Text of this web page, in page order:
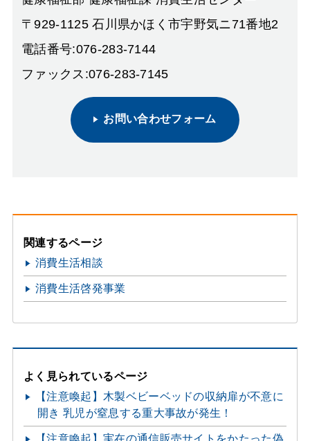
〒929-1125 石川県かほく市宇野気ニ71番地2
電話番号:076-283-7144
ファックス:076-283-7145
お問い合わせフォーム
関連するページ
消費生活相談
消費生活啓発事業
よく見られているページ
【注意喚起】木製ベビーベッドの収納扉が不意に
開き 乳児が窒息する重大事故が発生！
【注意喚起】実在の通信販売サイトをかたった偽